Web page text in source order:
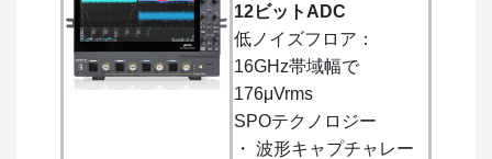
12ビットADC
低ノイズフロア：
16GHz帯域幅で
176μVrms
SPOテクノロジー
・ 波形キャプチャレー